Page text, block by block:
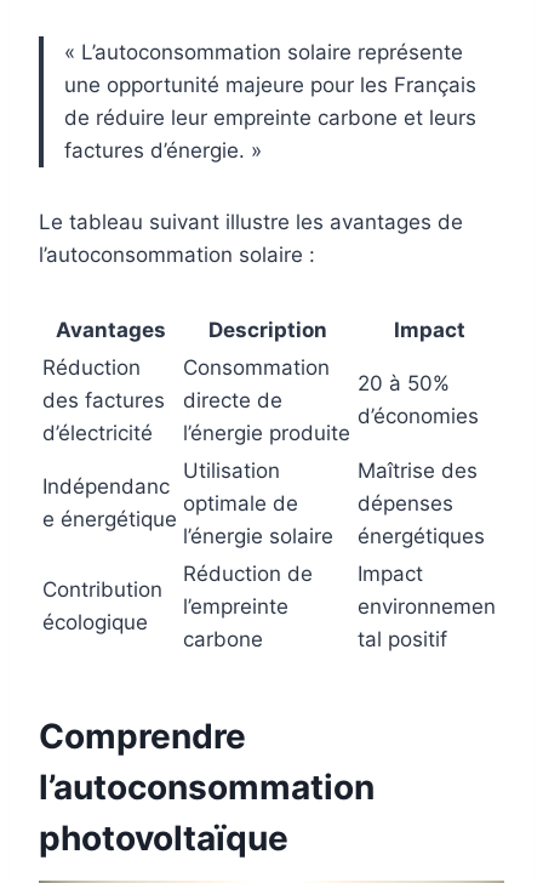
« L’autoconsommation solaire représente
une opportunité majeure pour les Français
de réduire leur empreinte carbone et leurs
factures d’énergie. »
Le tableau suivant illustre les avantages de
l’autoconsommation solaire :
Avantages Description
Impact
Réduction
des factures
d’électricité
Consommation
directe de
l’énergie produite
20 à 50%
d’économies
Indépendanc
e énergétique
Utilisation
optimale de
l’énergie solaire
Maîtrise des
dépenses
énergétiques
Contribution
écologique
Réduction de
l’empreinte
carbone
Impact
environnemen
tal positif
Comprendre
l’autoconsommation
photovoltaïque